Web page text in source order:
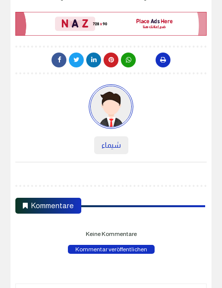
شيماء
Kommentare
Keine Kommentare
Kommentar veröffentlichen